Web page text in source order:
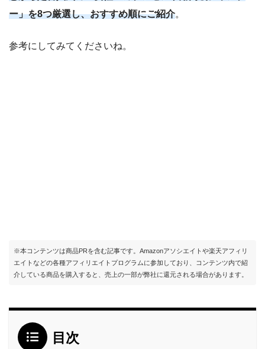
ー」を8つ厳選し、おすすめ順にご紹介。
参考にしてみてくださいね。
※本コンテンツは商品PRを含む記事です。Amazonアソシエイトや楽天アフィリ
エイトなどの各種アフィリエイトプログラムに参加しており、コンテンツ内で紹
介している商品を購入すると、売上の一部が弊社に還元される場合があります。
目次